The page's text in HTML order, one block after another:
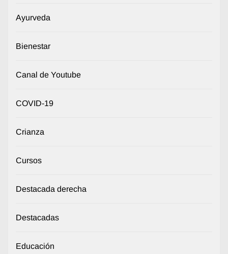
Ayurveda
Bienestar
Canal de Youtube
COVID-19
Crianza
Cursos
Destacada derecha
Destacadas
Educación